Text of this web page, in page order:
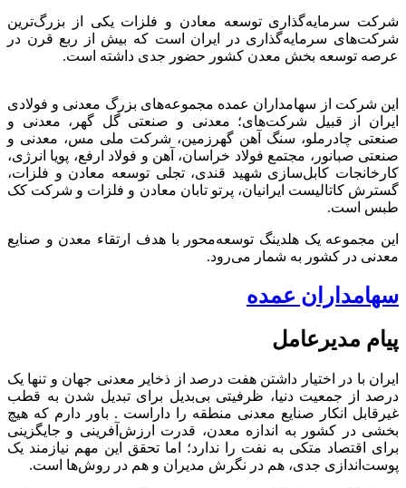
شرکت سرمایه‌گذاری توسعه معادن و فلزات یکی از بزرگ‌ترین
شرکت‌های سرمایه‌گذاری در ایران است که بیش از ربع قرن در
عرصه توسعه بخش معدن کشور حضور جدی داشته است.
این شرکت از سهامداران عمده مجموعه‌های بزرگ معدنی و فولادی
ایران از قبیل شرکت‌های؛ معدنی و صنعتی گل گهر، معدنی و
صنعتی چادرملو، سنگ آهن گهرزمین، شرکت ملی مس، معدنی و
صنعتی صبانور، مجتمع فولاد خراسان، آهن و فولاد ارفع، پویا انرژی،
کارخانجات کابل‌سازی شهید قندی، تجلی توسعه معادن و فلزات،
گسترش کاتالیست ایرانیان، پرتو تابان معادن و فلزات و شرکت کک
طبس است.
این مجموعه یک هلدینگ توسعه‌محور با هدف ارتقاء معدن و صنایع
معدنی در کشور به شمار می‌رود.
سهامداران عمده
پیام مدیرعامل
ایران با در اختیار داشتن هفت درصد از ذخایر معدنی جهان و تنها یک
درصد از جمعیت دنیا، ظرفیتی بی‌بدیل برای تبدیل شدن به قطب
غیرقابل انکار صنایع معدنی منطقه را داراست . باور دارم که هیچ
بخشی در کشور به اندازه معدن، قدرت ارزش‌آفرینی و جایگزینی
برای اقتصاد متکی به نفت را ندارد؛ اما تحقق این مهم نیازمند یک
پوست‌اندازی جدی، هم در نگرش مدیران و هم در روش‌ها است.